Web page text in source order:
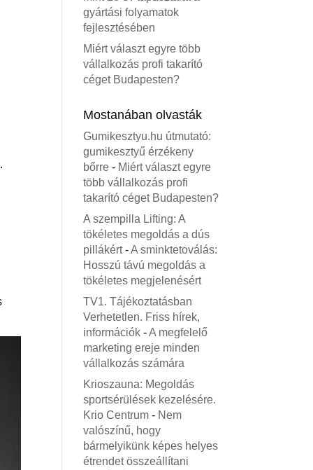
gyártási folyamatok
fejlesztésében
Miért választ egyre több
vállalkozás profi takarító
céget Budapesten?
Mostanában olvasták
Gumikesztyu.hu útmutató:
gumikesztyű érzékeny
bőrre - Miért választ egyre
több vállalkozás profi
takarító céget Budapesten?
A szempilla Lifting: A
tökéletes megoldás a dús
pillákért-A sminktetoválás:
Hosszú távú megoldás a
tökéletes megjelenésért
TV1. Tájékoztatásban
Verhetetlen. Friss hírek,
információk -A megfelelő
marketing ereje minden
vállalkozás számára
Krioszauna: Megoldás
sportsérülések kezelésére.
Krio Centrum - Nem
valószínű, hogy
bármelyikünk képes helyes
étrendet összeállítani